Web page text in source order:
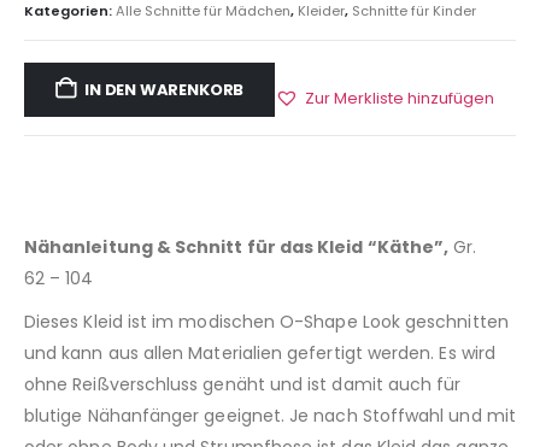
Kategorien:Alle Schnitte für Mädchen, Kleider, Schnitte für Kinder
IN DEN WARENKORB Zur Merkliste hinzufügen
Nähanleitung & Schnitt für das Kleid “Käthe”, Gr.
62 – 104
Dieses Kleid ist im modischen O-Shape Look geschnitten
und kann aus allen Materialien gefertigt werden. Es wird
ohne Reißverschluss genäht und ist damit auch für
blutige Nähanfänger geeignet. Je nach Stoffwahl und mit